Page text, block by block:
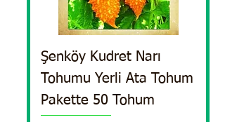
Şenköy Kudret Narı
Tohumu Yerli Ata Tohum
Pakette 50 Tohum